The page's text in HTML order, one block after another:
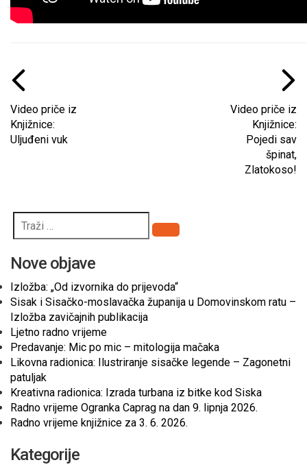
Video priče iz
Knjižnice:
Uljuđeni vuk
Video priče iz
Knjižnice:
Pojedi sav
špinat,
Zlatokoso!
Pretraži
Nove objave
Izložba: „Od izvornika do prijevoda“
Sisak i Sisačko-moslavačka županija u Domovinskom ratu –
Izložba zavičajnih publikacija
Ljetno radno vrijeme
Predavanje: Mic po mic – mitologija mačaka
Likovna radionica: Ilustriranje sisačke legende – Zagonetni
patuljak
Kreativna radionica: Izrada turbana iz bitke kod Siska
Radno vrijeme Ogranka Caprag na dan 9. lipnja 2026.
Radno vrijeme knjižnice za 3. 6. 2026.
Kategorije